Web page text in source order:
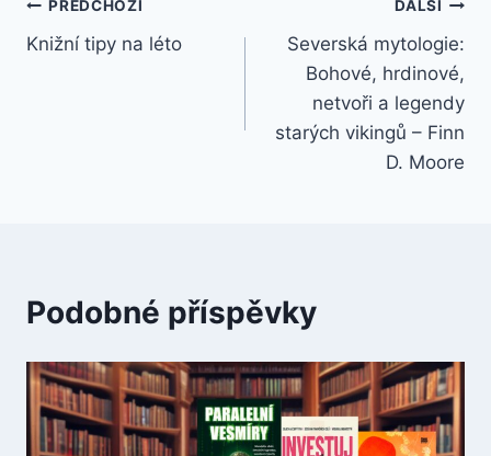
PŘEDCHOZÍ
Knižní tipy na léto
DALŠÍ
Severská mytologie:
Bohové, hrdinové,
netvoři a legendy
starých vikingů – Finn
D. Moore
Podobné příspěvky